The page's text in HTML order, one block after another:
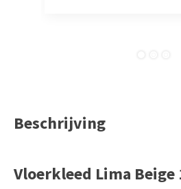
Beschrijving
Vloerkleed Lima Beige